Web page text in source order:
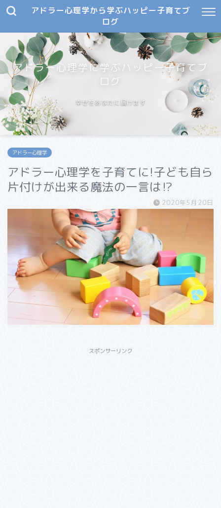
アドラー心理学から学ぶハッピー子育てブ
ログ
アドラー心理学に学ぶハッピー子育てブ
ログ
幸せをあなたに届けます
アドラー心理学
アドラー心理学を子育てに!子ども自ら
片付けが出来る魔法の一言は⁉︎
2020年5月20日
スポンサーリンク